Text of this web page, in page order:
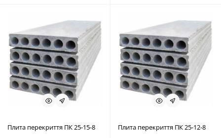
Плита перекриття ПК 25-15-8 Плита перекриття ПК 25-12-8